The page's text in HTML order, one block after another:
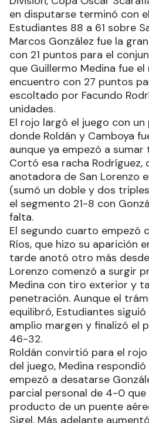
en disputarse terminó con
Estudiantes 88 a 61 sobre
Marcos González fue la
con 21 puntos para el
que Guillermo Medina fue
encuentro con 27 puntos
escoltado por Facundo
unidades.
El rojo largó el juego con un
donde Roldán y Camboya
aunque ya empezó a sumar
Cortó esa racha Rodríguez,
anotadora de San Lorenzo
(sumó un doble y dos
el segmento 21-8 con
falta.
El segundo cuarto empezó
Ríos, que hizo su aparición
tarde anotó otro más desde
Lorenzo comenzó a surgir
Medina con tiro exterior y
penetración. Aunque el
equilibró, Estudiantes
amplio margen y finalizó el
46-32.
Roldán convirtió para el
del juego, Medina
empezó a desatarse
parcial personal de 4-0 que
producto de un puente
Sigel. Más adelante